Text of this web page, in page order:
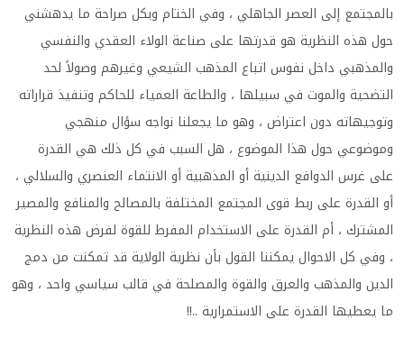
بالمجتمع إلى العصر الجاهلي ، وفي الختام وبكل صراحة ما يدهشني
حول هذه النظرية هو قدرتها على صناعة الولاء العقدي والنفسي
والمذهبي داخل نفوس اتباع المذهب الشيعي وغيرهم وصولاً لحد
التضحية والموت في سبيلها ، والطاعة العمياء للحاكم وتنفيذ قراراته
وتوجيهاته دون اعتراض ، وهو ما يجعلنا نواجه سؤال منهجي
وموضوعي حول هذا الموضوع ، هل السبب في كل ذلك هي القدرة
على غرس الدوافع الدينية أو المذهبية أو الانتماء العنصري والسلالي ،
أو القدرة على ربط قوى المجتمع المختلفة بالمصالح والمنافع والمصير
المشترك ، أم القدرة على الاستخدام المفرط للقوة لفرض هذه النظرية
، وفي كل الاحوال يمكننا القول بأن نظرية الولاية قد تمكنت من دمج
الدين والمذهب والعرق والقوة والمصلحة في قالب سياسي واحد ، وهو
ما يعطيها القدرة على الاستمرارية ..!!